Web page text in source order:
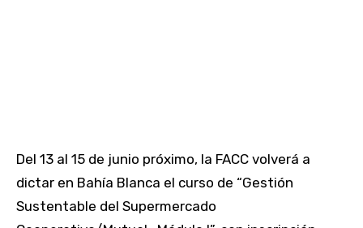
Del 13 al 15 de junio próximo, la FACC volverá a
dictar en Bahía Blanca el curso de “Gestión
Sustentable del Supermercado